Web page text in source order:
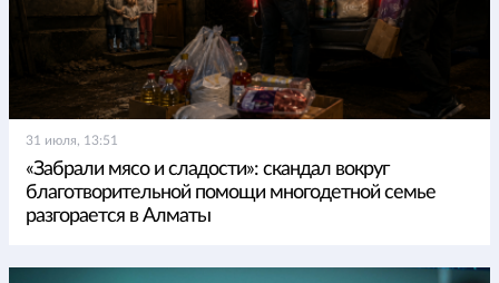
31 июля, 13:51
«Забрали мясо и сладости»: скандал вокруг
благотворительной помощи многодетной семье
разгорается в Алматы